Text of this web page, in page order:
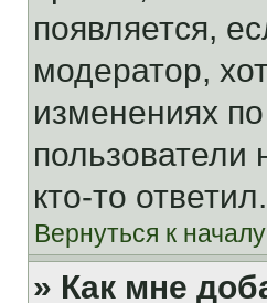
появляется,
модератор,
изменениях
пользователи
кто-то ответил.
Вернуться к началу
» Как мне